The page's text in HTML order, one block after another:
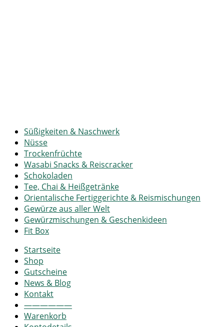
Süßigkeiten & Naschwerk
Nüsse
Trockenfrüchte
Wasabi Snacks & Reiscracker
Schokoladen
Tee, Chai & Heißgetränke
Orientalische Fertiggerichte & Reismischungen
Gewürze aus aller Welt
Gewürzmischungen & Geschenkideen
Fit Box
Startseite
Shop
Gutscheine
News & Blog
Kontakt
——————
Warenkorb